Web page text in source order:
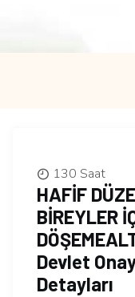
130 Saat
HAFİF
BİREYLER
Devlet
Detayları